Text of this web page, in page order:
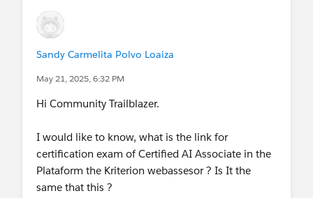
Group, Valencia, ES
Marketing Cloud - Español, Perú *
Modic @Barbara Ribeiro@Fernando Toca
Sandy Carmelita Polvo Loaiza
May 21, 2025, 6:32 PM
Hi Community Trailblazer.
I would like to know, what is the link for
certification exam of Certified AI Associate in the
Plataform the Kriterion webassesor ? Is It the
same that this ?